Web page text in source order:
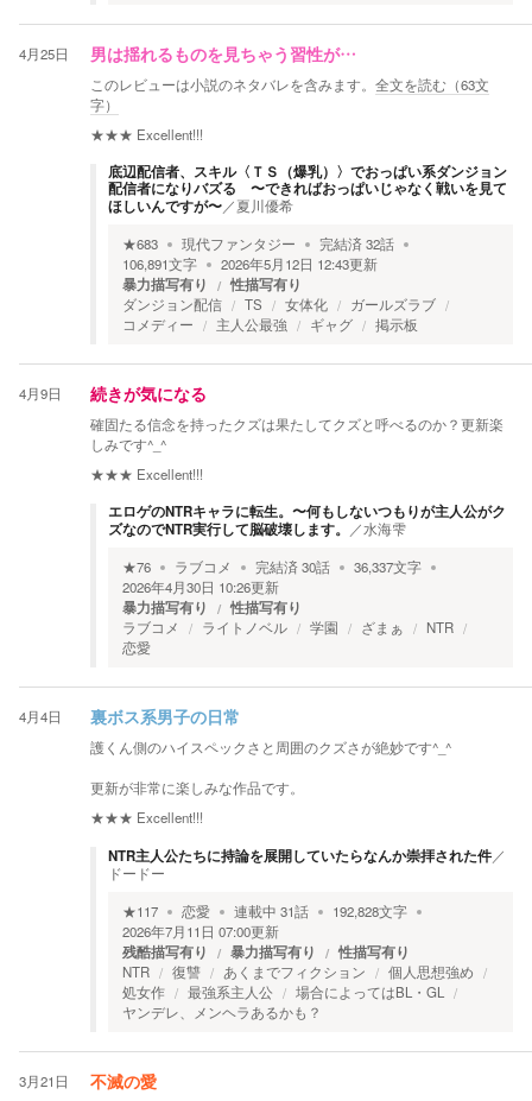
4月25日 男は揺れるものを見ちゃう習性が…
このレビューは小説のネタバレを含みます。 全文を読む（63文
字）
★★★ Excellent!!!
底辺配信者、スキル〈ＴＳ（爆乳）〉でおっぱい系ダンジョン
配信者になりバズる 〜できればおっぱいじゃなく戦いを見て
ほしいんですが〜／夏川優希
★683 現代ファンタジー 完結済32話
106,891文字 2026年5月12日 12:43更新
暴力描写有り 性描写有り
ダンジョン配信 TS 女体化
ガールズラブ
コメディー
主人公最強 ギャグ 掲示板
4月9日 続きが気になる
確固たる信念を持ったクズは果たしてクズと呼べるのか？更新楽
しみです^_^
★★★ Excellent!!!
エロゲのNTRキャラに転生。〜何もしないつもりが主人公がク
ズなのでNTR実行して脳破壊します。
／水海雫
★76 ラブコメ 完結済30話 36,337文字
2026年4月30日 10:26更新
暴力描写有り 性描写有り
ラブコメ ライトノベル 学園 ざまぁ
NTR
恋愛
4月4日 裏ボス系男子の日常
護くん側のハイスペックさと周囲のクズさが絶妙です^_^
更新が非常に楽しみな作品です。
★★★ Excellent!!!
NTR主人公たちに持論を展開していたらなんか崇拝された件／
ドードー
★117 恋愛 連載中 31話 192,828文字
2026年7月11日 07:00更新
残酷描写有り 暴力描写有り 性描写有り
NTR 復讐 あくまでフィクション
個人思想強め
処女作
最強系主人公
場合によってはBL・GL
ヤンデレ、メンヘラあるかも？
3月21日 不滅の愛